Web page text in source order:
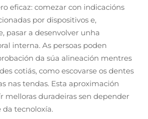
eficaz: comezar con indicacións
por dispositivos e,
pasar a desenvolver unha
interna. As persoas poden
da súa alineación mentres
cotiás, como escovarse os dentes
nas tendas. Esta aproximación
melloras duradeiras sen depender
tecnoloxía.